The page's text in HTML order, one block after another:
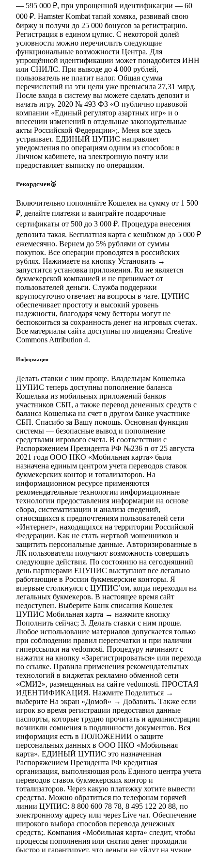
— 595 000 ₽, при упрощенной идентификации — 60
000 ₽. Hamster Kombat тапай хомяка, развивай свою
биржу и получи до 25 000 бонусов за регистрацию.
Регистрация в едином цупис. С некоторой долей
условности можно перечислить следующие
функциональные возможности Центра. Для
упрощённой идентификации может понадобится ИНН
или СНИЛС. При выводе до 4 000 рублей,
пользователь не платит налог. Общая сумма
перечислений на эти цели уже превысила 27,31 млрд.
После входа в систему вы можете сделать депозит и
начать игру. 2020 № 493 ФЗ «О публично правовой
компании «Единый регулятор азартных игр» и о
внесении изменений в отдельные законодательные
акты Российской Федерации»;. Меня все здесь
устраивает. ЕДИНЫЙ ЦУПИС направляет
уведомления по операциям одним из способов: в
Личном кабинете, на электронную почту или
предоставляет выписку по операциям.
Рекордсмен🥉
Включительно пополняйте Кошелек на сумму от 1 500
₽, делайте платежи и выиграйте подарочные
сертификаты от 500 до 3 000 ₽. Процедура внесения
депозита такая. Бесплатная карта с кешбэком до 5 000 ₽
ежемесячно. Вернем до 5% рублями от суммы
покупок. Все операции проводятся в российских
рублях. Нажимаете на кнопку Установить →
запустится установка приложения. Ru не является
букмекерской компанией и не принимает от
пользователей деньги. Служба поддержки
круглосуточно отвечает на вопросы в чате. ЦУПИС
обеспечивает простоту и высокий уровень
надежности, благодаря чему бетторы могут не
беспокоиться за сохранность денег на игровых счетах.
Все материалы сайта доступны по лицензии Creative
Commons Attribution 4.
Информация
Делать ставки с ним проще. Владельцам Кошелька
ЦУПИС теперь доступны пополнение баланса
Кошелька из мобильных приложений банков
участников СБП, а также перевод денежных средств с
баланса Кошелька на счет в другом банке участнике
СБП. Спасибо за Вашу помощь. Основная функция
системы — безопасные вывод и пополнение
средствами игрового счета. В соответствии с
Распоряжением Президента РФ №236 п от 25 августа
2021 года ООО НКО «Мобильная карта» была
назначена единым центром учета переводов ставок
букмекерских контор и тотализаторов. На
информационном ресурсе применяются
рекомендательные технологии информационные
технологии предоставления информации на основе
сбора, систематизации и анализа сведений,
относящихся к предпочтениям пользователей сети
«Интернет», находящихся на территории Российской
Федерации. Как не стать жертвой мошенников и
защитить персональные данные. Авторизированные в
ЛК пользователи получают возможность совершать
следующие действия. По состоянию на сегодняшний
день партнерами ЕЦУПИС выступают все легально
работающие в России букмекерские конторы. Я
впервые столкнулся с ЦУПИС’ом, когда переходил на
легальных букмекеров. В настоящее время сайт
недоступен. Выберите Банк списания Кошелек
ЦУПИС Мобильная карта → нажмите кнопку
Пополнить сейчас; 3. Делать ставки с ним проще.
Любое использование материалов допускается только
при соблюдении правил перепечатки и при наличии
гиперссылки на vedomosti. Процедуру начинают с
нажатия на кнопку «Зарегистрироваться» или перехода
по ссылке. Правила применения рекомендательных
технологий в виджетах рекламно обменной сети
«СМИ2», размещенных на сайте vedomosti. ПРОСТАЯ
ИДЕНТИФИКАЦИЯ. Нажмите Поделиться →
выберите На экран «Домой» → Добавить. Также если
игрок во время регистрации предоставил данные
паспорты, которые трудно прочитать и администрации
возникли сомнения в подлинности документов. Вся
информация есть в ПОЛОЖЕНИИ о защите
персональных данных в ООО НКО «Мобильная
карта». ЕДИНЫЙ ЦУПИС это назначенная
Распоряжением Президента РФ кредитная
организация, выполняющая роль Единого центра учета
переводов ставок букмекерских контор и
тотализаторов. Через какую платежку хотите вывести
средства. Можно обратиться по телефонам горячей
линии ЦУПИС: 8 800 600 78 78, 8 495 122 20 88, по
электронному адресу или через Live чат. Обеспечение
широкого выбора способов перевода денежных
средств;. Компания «Мобильная карта» следит, чтобы
процессы пополнения или снятия денег проходили
быстро и гарантирует, что деньги не уйдут на чужие